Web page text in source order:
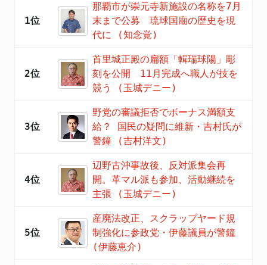
1位
那覇市が崇元寺新施設の名称を7月
末まで公募 琉球国廟の歴史を現
代に (知念覚)
2位
首里城正殿の扁額「輯瑞球陽」彫
刻を公開 11月完成へ職人が技を
競う (玉城デニー)
3位
野党の審議拒否でボーナス満額支
給？ 国民の疑問に維新・吉村氏が
警鐘 (吉村洋文)
4位
辺野古沖事故後、反対派集会再
開。革マル派も参加、活動継続を
主張 (玉城デニー)
5位
産廃法改正、スクラップヤード規
制強化に参政党・伊藤議員が警鐘
(伊藤恵介)